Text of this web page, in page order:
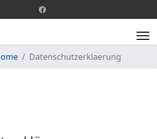
Datenschutzerklaerung